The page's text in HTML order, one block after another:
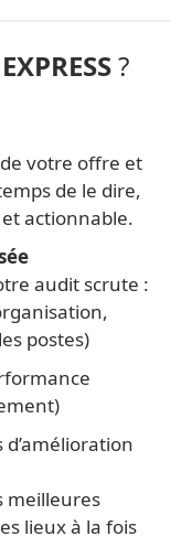
?
votre offre et
de le dire,
et actionnable.
audit scrute :
postes)
d’amélioration
meilleures
lieux à la fois